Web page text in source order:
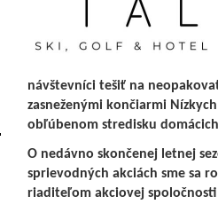
návštevníci tešiť na
zasneženými končiarmi
obľúbenom stredisku
O nedávno skončenej letnej
sprievodných akciách sme sa
riaditeľom akciovej spoločnosti